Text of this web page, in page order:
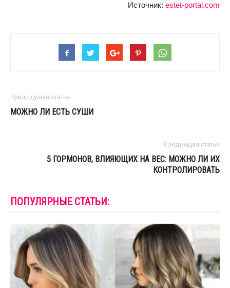
Источник: estet-portal.com
Предыдущая статья
МОЖНО ЛИ ЕСТЬ СУШИ
Следующая статья
5 ГОРМОНОВ, ВЛИЯЮЩИХ НА ВЕС: МОЖНО ЛИ ИХ
КОНТРОЛИРОВАТЬ
ПОПУЛЯРНЫЕ СТАТЬИ: